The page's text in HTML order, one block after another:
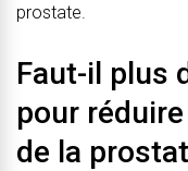
prostate.
Faut-il plus
pour
de la